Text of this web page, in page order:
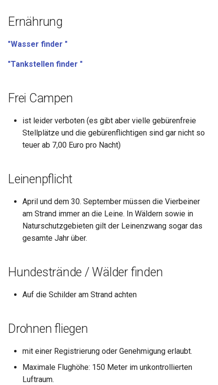
Ernährung
"Wasser finder "
"Tankstellen finder "
Frei Campen
ist leider verboten (es gibt aber vielle gebürenfreie
Stellplätze und die gebürenflichtigen sind gar nicht so
teuer ab 7,00 Euro pro Nacht)
Leinenpflicht
April und dem 30. September müssen die Vierbeiner
am Strand immer an die Leine. In Wäldern sowie in
Naturschutzgebieten gilt der Leinenzwang sogar das
gesamte Jahr über.
Hundestrände / Wälder finden
Auf die Schilder am Strand achten
Drohnen fliegen
mit einer Registrierung oder Genehmigung erlaubt.
Maximale Flughöhe: 150 Meter im unkontrollierten
Luftraum.